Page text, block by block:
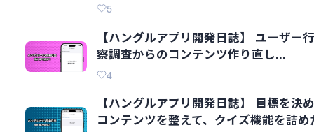
5
【ハングルアプリ開発日誌】 ユーザー
察調査からのコンテンツ作り直し...
4
【ハングルアプリ開発日誌】 目標を決
コンテンツを整えて、クイズ機能を詰め